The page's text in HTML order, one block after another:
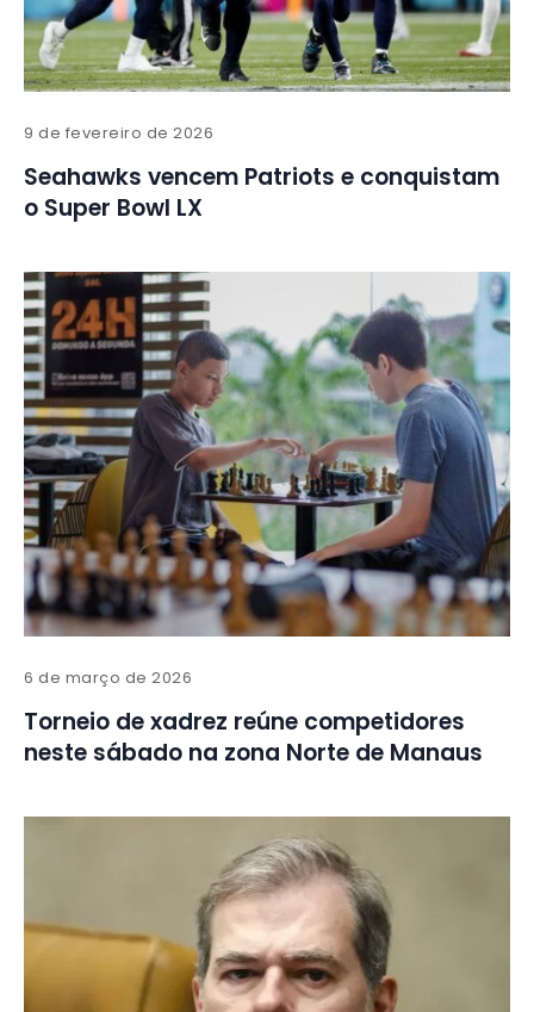
9 de fevereiro de 2026
Seahawks vencem Patriots e conquistam
o Super Bowl LX
6 de março de 2026
Torneio de xadrez reúne competidores
neste sábado na zona Norte de Manaus